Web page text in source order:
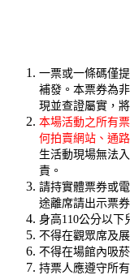
一票或一條碼僅
補發。本票券為
現並查證屬實，
本場活動之所有
何拍賣網站、通
生活動現場無法
責。
請持實體票券或
途離席請出示票
身高110公分以下
不得在觀眾席及
不得在場館內吸
持票人應遵守所